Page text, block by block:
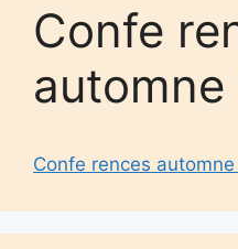
Confe
Confe rences